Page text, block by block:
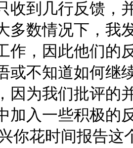
收到几行反馈，
多数情况下，我
作，因此他们的
或不知道如何继
因为我们批评的
加入一些积极的
你花时间报告这